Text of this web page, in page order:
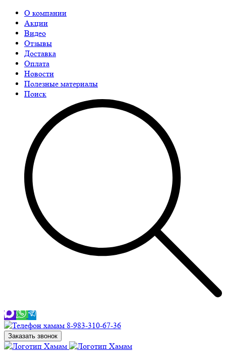
О компании
Акции
Видео
Отзывы
Доставка
Оплата
Новости
Полезные материалы
Поиск
8-983-310-67-36
Заказать звонок